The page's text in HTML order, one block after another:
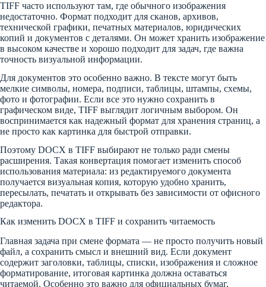
TIFF часто используют там, где обычного изображения
недостаточно. Формат подходит для сканов, архивов,
технической графики, печатных материалов, юридических
копий и документов с деталями. Он может хранить изображение
в высоком качестве и хорошо подходит для задач, где важна
точность визуальной информации.
Для документов это особенно важно. В тексте могут быть
мелкие символы, номера, подписи, таблицы, штампы, схемы,
фото и фотографии. Если все это нужно сохранить в
графическом виде, TIFF выглядит логичным выбором. Он
воспринимается как надежный формат для хранения страниц, а
не просто как картинка для быстрой отправки.
Поэтому DOCX в TIFF выбирают не только ради смены
расширения. Такая конвертация помогает изменить способ
использования материала: из редактируемого документа
получается визуальная копия, которую удобно хранить,
пересылать, печатать и открывать без зависимости от офисного
редактора.
Как изменить DOCX в TIFF и сохранить читаемость
Главная задача при смене формата — не просто получить новый
файл, а сохранить смысл и внешний вид. Если документ
содержит заголовки, таблицы, списки, изображения и сложное
форматирование, итоговая картинка должна оставаться
читаемой. Особенно это важно для официальных бумаг,